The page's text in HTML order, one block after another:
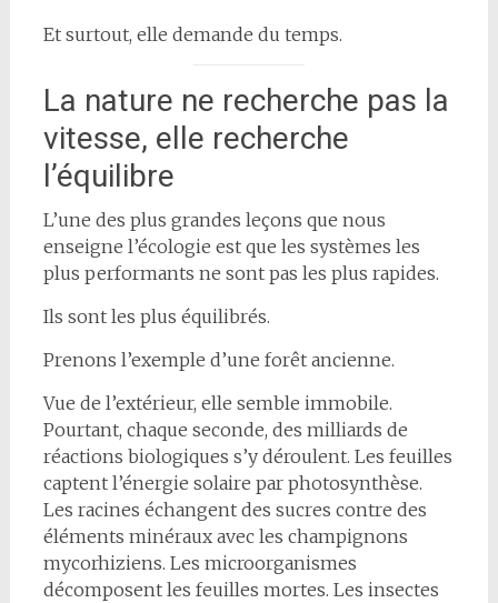
Et surtout, elle demande du temps.
La nature ne recherche pas la
vitesse, elle recherche
l’équilibre
L’une des plus grandes leçons que nous
enseigne l’écologie est que les systèmes les
plus performants ne sont pas les plus rapides.
Ils sont les plus équilibrés.
Prenons l’exemple d’une forêt ancienne.
Vue de l’extérieur, elle semble immobile.
Pourtant, chaque seconde, des milliards de
réactions biologiques s’y déroulent. Les feuilles
captent l’énergie solaire par photosynthèse.
Les racines échangent des sucres contre des
éléments minéraux avec les champignons
mycorhiziens. Les microorganismes
décomposent les feuilles mortes. Les insectes